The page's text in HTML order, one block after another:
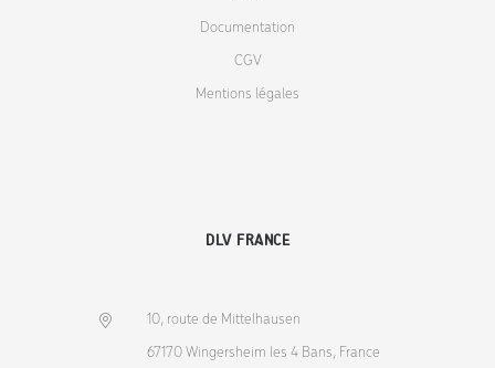
Documentation
CGV
Mentions légales
DLV FRANCE
10, route de Mittelhausen
67170 Wingersheim les 4 Bans, France